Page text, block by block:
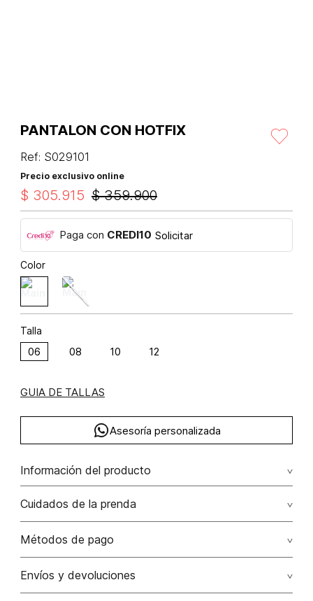
PANTALON CON HOTFIX
Ref: S029101
Precio exclusivo online
$ 359.900
$ 305.915
Paga con CREDI10 Solicitar
Color
Talla
06 08 10 12
GUIA DE TALLAS
Asesoría personalizada
Información del producto
F40-familia noche de pergola
Cuidados de la prenda
No dejar en remojo /lavar por separado / no utilizar
No usar lejia
Métodos de pago
Tarjetas de crédito: Visa, Dinners, Master Card y American
Envíos y devoluciones